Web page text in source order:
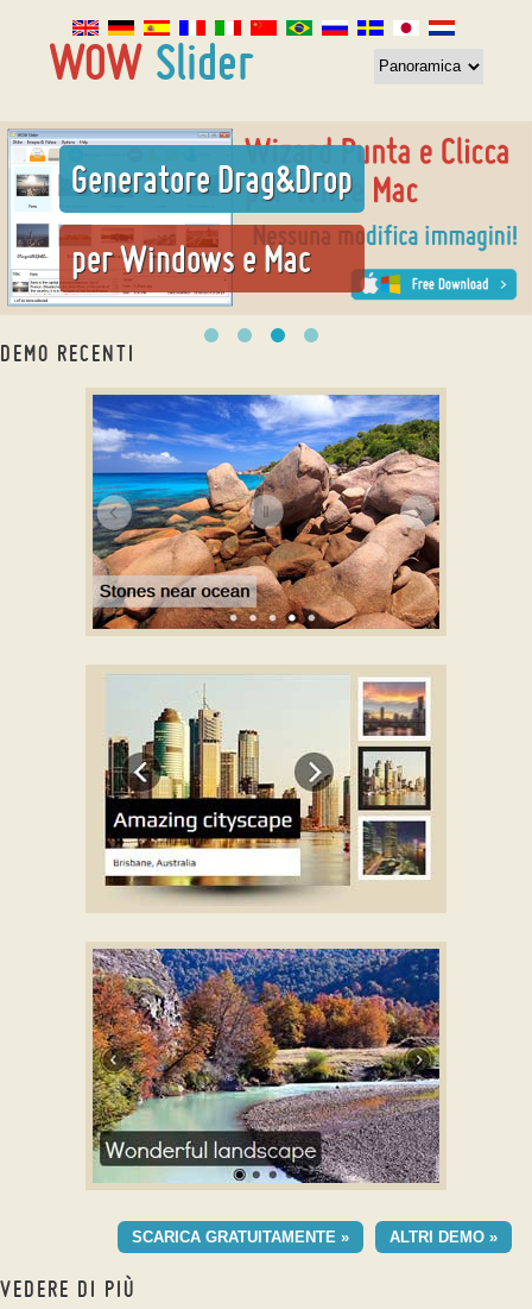
Generatore Drag&Drop
per Windows e Mac
DEMO RECENTI
con effetto Rotate
con effetto Basic
linear
ALTRI DEMO »
SCARICA GRATUITAMENTE »
VEDERE DI PIÙ